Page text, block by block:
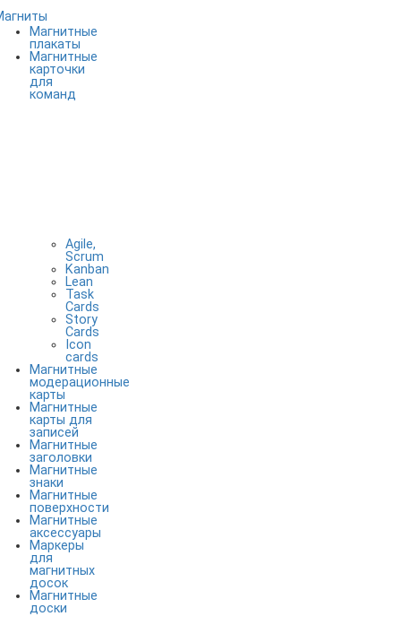
Магнитные
плакаты
Магнитные
карточки
для
команд
Agile,
Scrum
Kanban
Lean
Task
Cards
Story
Cards
Icon
cards
Магнитные
модерационные
карты
Магнитные
карты для
записей
Магнитные
заголовки
Магнитные
знаки
Магнитные
поверхности
Магнитные
аксессуары
Маркеры
для
магнитных
досок
Магнитные
доски